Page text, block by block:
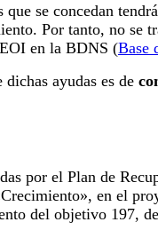
se concedan
Por tanto, no se
en la BDNS (Base
ayudas es de
por el Plan de
en el
del objetivo 197,